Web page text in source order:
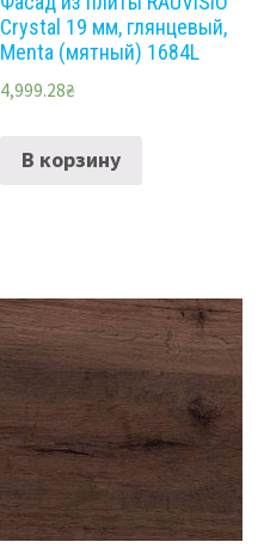
Crystal 19 мм, глянцевый,
Menta (мятный) 1684L
4,999.28₴
В корзину